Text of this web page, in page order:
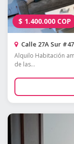
$ 1.400.000 COP
Calle 27A Sur
Alquilo Habitación
de las...